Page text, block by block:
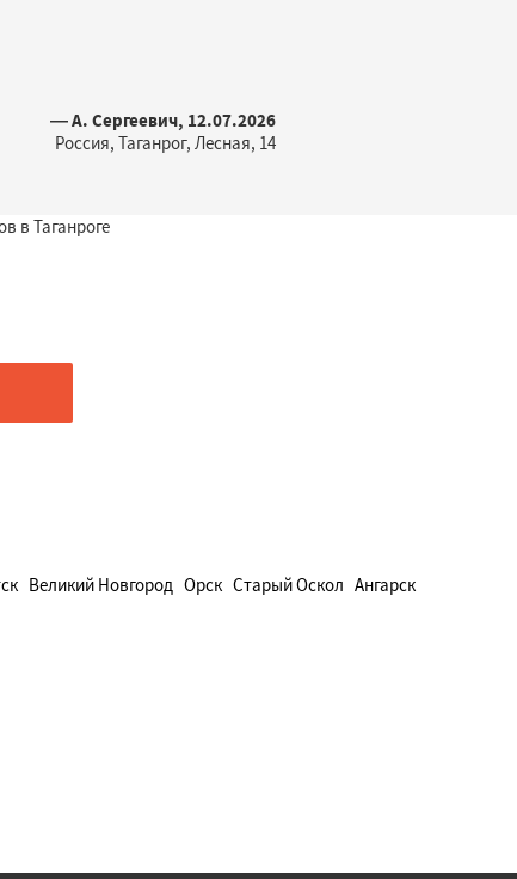
— А. Сергеевич, 12.07.2026
Россия, Таганрог, Лесная, 14
в Таганроге
Великий Новгород Орск Старый Оскол Ангарск